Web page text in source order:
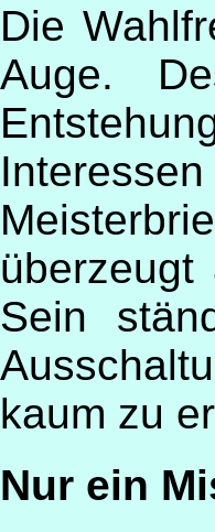
Die
Auge.
Sein
kaum zu
Nur ein